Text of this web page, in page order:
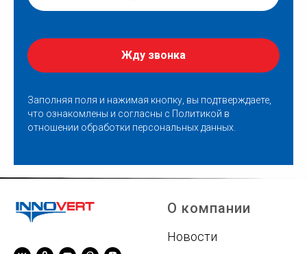
Жду звонка
Заполняя поля и нажимая кнопку, вы подтверждаете,
что ознакомлены и согласны с Политикой в
отношении обработки персональных данных
О компании
Новости